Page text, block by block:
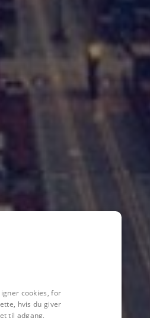
cookies, for
hvis du giver
til adgang,